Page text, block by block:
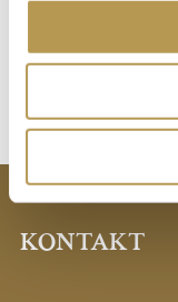
KONTAKT